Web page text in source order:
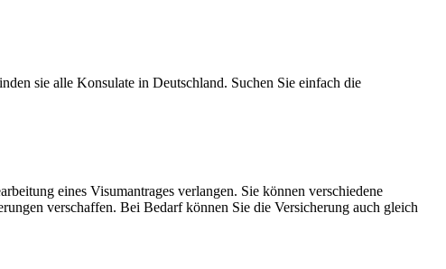
sie alle Konsulate in Deutschland. Suchen Sie einfach die
eines Visumantrages verlangen. Sie können verschiedene
verschaffen. Bei Bedarf können Sie die Versicherung auch gleich